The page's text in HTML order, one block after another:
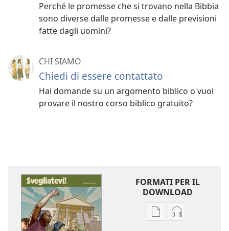
Perché le promesse che si trovano nella Bibbia
sono diverse dalle promesse e dalle previsioni
fatte dagli uomini?
CHI SIAMO
Chiedi di essere contattato
Hai domande su un argomento biblico o vuoi
provare il nostro corso biblico gratuito?
FORMATI PER IL
DOWNLOAD
OpzioniOpzioni